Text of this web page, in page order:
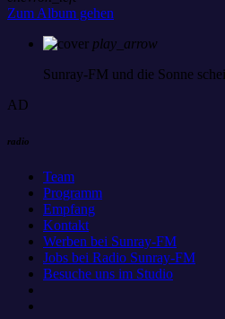
Zum Album gehen
play_arrow
Sunray-FM und die Sonne
AD
radio
Team
Programm
Empfang
Kontakt
Werben bei Sunray-FM
Jobs bei Radio Sunray-FM
Besuche uns im Studio